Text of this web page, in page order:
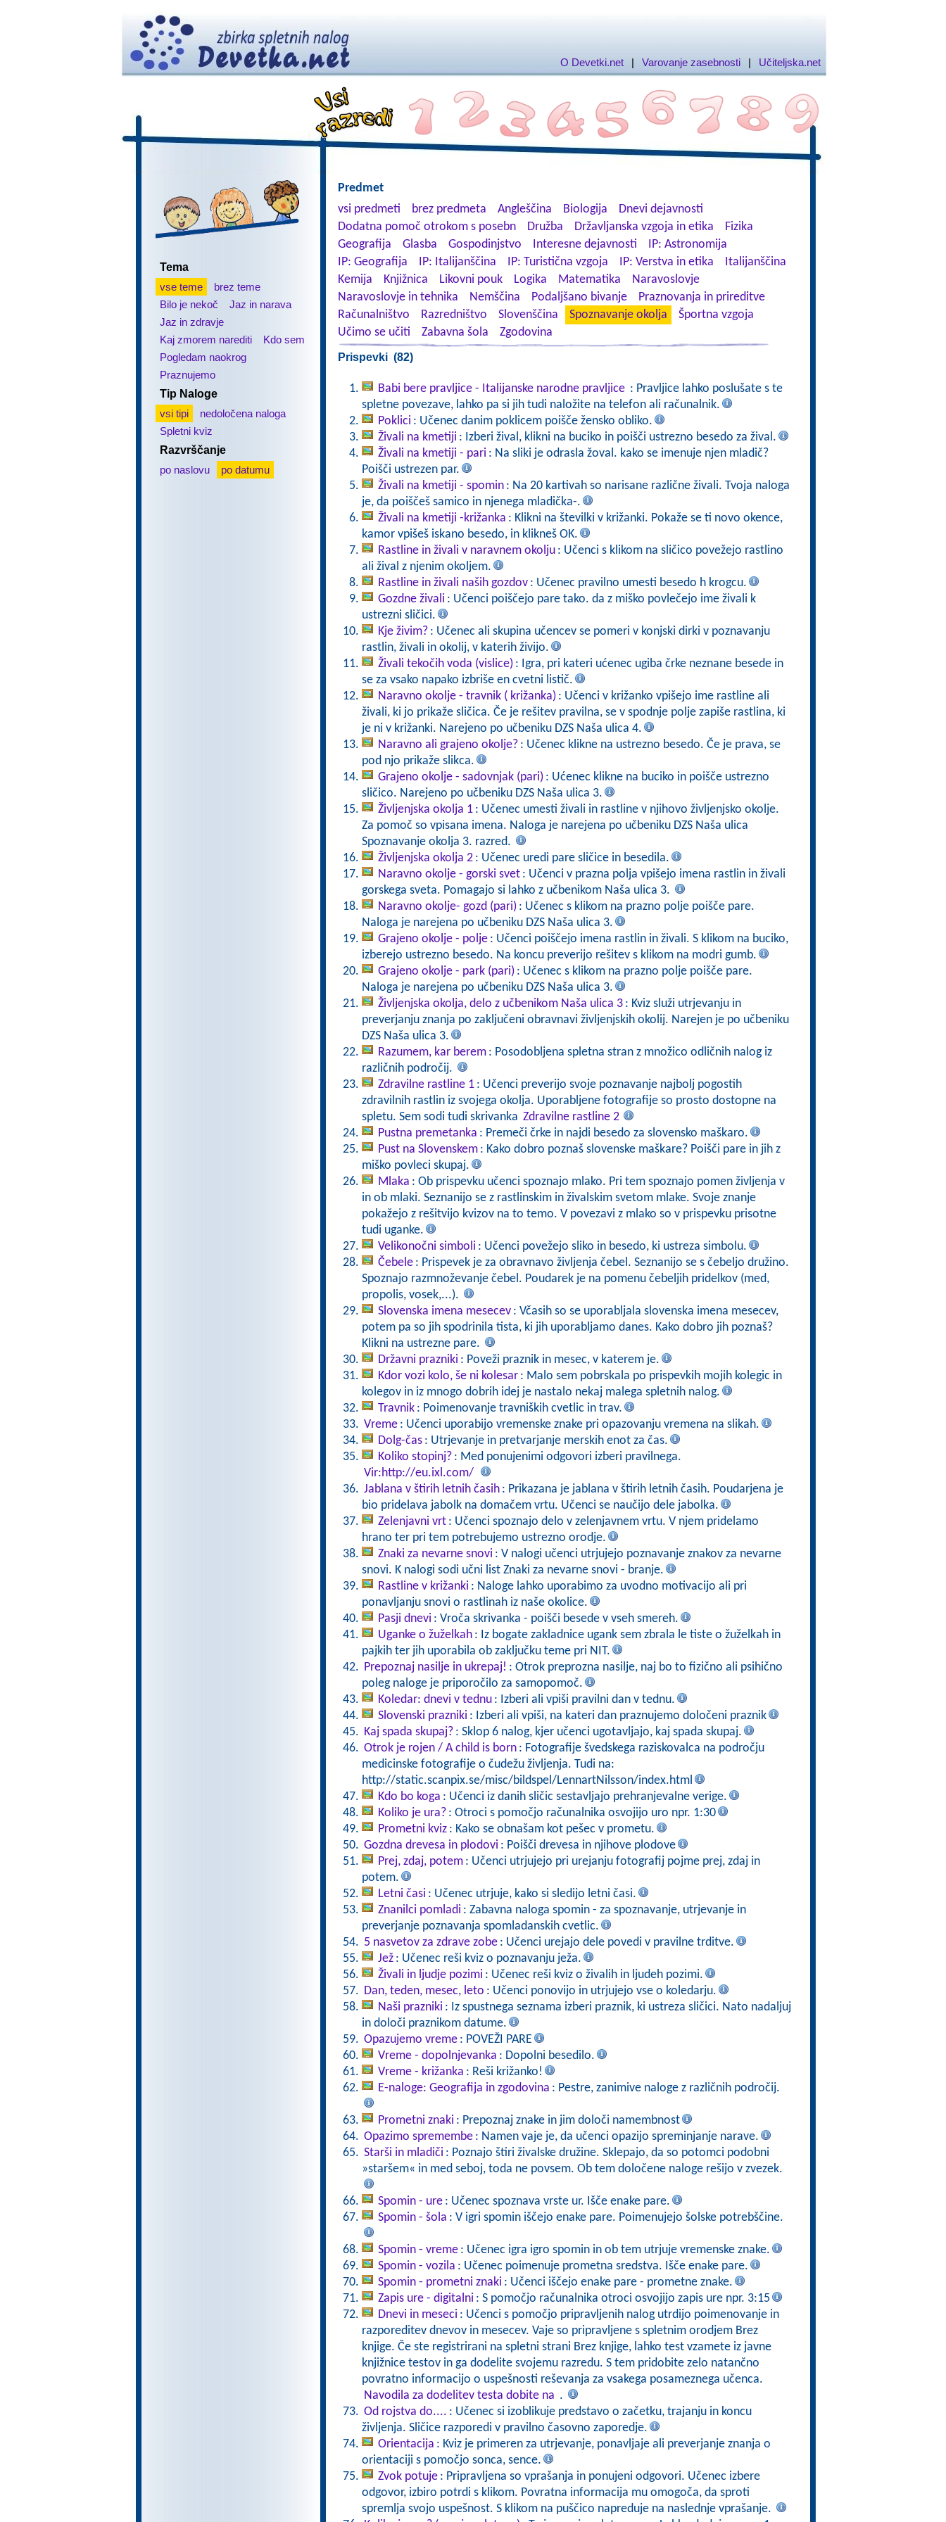
O Devetki.net | Varovanje zasebnosti | Učiteljska.net
Tema
vse teme
brez teme
Bilo je nekoč
Jaz in narava
Jaz in zdravje
Kaj zmorem narediti
Kdo sem
Pogledam naokrog
Praznujemo
Tip Naloge
vsi tipi
nedoločena naloga
Spletni kviz
Razvrščanje
po naslovu
po datumu
Predmet
vsi predmeti
brez predmeta Angleščina Biologija
Dnevi dejavnosti
Dodatna pomoč otrokom s posebn
Družba Državljanska vzgoja in etika
Fizika
Geografija
Glasba Gospodinjstvo Interesne dejavnosti
IP: Astronomija
IP: Geografija
IP: Italijanščina IP: Turistična vzgoja IP: Verstva in etika
Italijanščina
Kemija
Knjižnica Likovni pouk Logika Matematika
Naravoslovje
Naravoslovje in tehnika
Nemščina Podaljšano bivanje
Praznovanja in prireditve
Računalništvo
Razredništvo Slovenščina Spoznavanje okolja
Športna vzgoja
Učimo se učiti
Zabavna šola Zgodovina
Prispevki (82)
Babi bere pravljice - Italijanske narodne pravljice : Pravljice lahko poslušate s te
spletne povezave, lahko pa si jih tudi naložite na telefon ali računalnik.
Poklici : Učenec danim poklicem poišče žensko obliko.
Živali na kmetiji : Izberi žival, klikni na buciko in poišči ustrezno besedo za žival.
Živali na kmetiji - pari : Na sliki je odrasla žoval. kako se imenuje njen mladič?
Poišči ustrezen par.
Živali na kmetiji - spomin : Na 20 kartivah so narisane različne živali. Tvoja naloga
je, da poiščeš samico in njenega mladička-.
Živali na kmetiji -križanka : Klikni na številki v križanki. Pokaže se ti novo okence,
kamor vpišeš iskano besedo, in klikneš OK.
Rastline in živali v naravnem okolju : Učenci s klikom na sličico povežejo rastlino
ali žival z njenim okoljem.
Rastline in živali naših gozdov : Učenec pravilno umesti besedo h krogcu.
Gozdne živali : Učenci poiščejo pare tako. da z miško povlečejo ime živali k
ustrezni sličici.
Kje živim? : Učenec ali skupina učencev se pomeri v konjski dirki v poznavanju
rastlin, živali in okolij, v katerih živijo.
Živali tekočih voda (vislice) : Igra, pri kateri ućenec ugiba črke neznane besede in
se za vsako napako izbriše en cvetni listič.
Naravno okolje - travnik ( križanka) : Učenci v križanko vpišejo ime rastline ali
živali, ki jo prikaže sličica. Če je rešitev pravilna, se v spodnje polje zapiše rastlina, ki
je ni v križanki. Narejeno po učbeniku DZS Naša ulica 4.
Naravno ali grajeno okolje? : Učenec klikne na ustrezno besedo. Če je prava, se
pod njo prikaže slikca.
Grajeno okolje - sadovnjak (pari) : Ućenec klikne na buciko in poišče ustrezno
sličico. Narejeno po učbeniku DZS Naša ulica 3.
Življenjska okolja 1 : Učenec umesti živali in rastline v njihovo življenjsko okolje.
Za pomoč so vpisana imena. Naloga je narejena po učbeniku DZS Naša ulica
Spoznavanje okolja 3. razred.
Življenjska okolja 2 : Učenec uredi pare sličice in besedila.
Naravno okolje - gorski svet : Učenci v prazna polja vpišejo imena rastlin in živali
gorskega sveta. Pomagajo si lahko z učbenikom Naša ulica 3.
Naravno okolje- gozd (pari) : Učenec s klikom na prazno polje poišče pare.
Naloga je narejena po učbeniku DZS Naša ulica 3.
Grajeno okolje - polje : Učenci poiščejo imena rastlin in živali. S klikom na buciko,
izberejo ustrezno besedo. Na koncu preverijo rešitev s klikom na modri gumb.
Grajeno okolje - park (pari) : Učenec s klikom na prazno polje poišče pare.
Naloga je narejena po učbeniku DZS Naša ulica 3.
Življenjska okolja, delo z učbenikom Naša ulica 3 : Kviz služi utrjevanju in
preverjanju znanja po zaključeni obravnavi življenjskih okolij. Narejen je po učbeniku
DZS Naša ulica 3.
Razumem, kar berem : Posodobljena spletna stran z množico odličnih nalog iz
različnih področij.
Zdravilne rastline 1 : Učenci preverijo svoje poznavanje najbolj pogostih
zdravilnih rastlin iz svojega okolja. Uporabljene fotografije so prosto dostopne na
spletu. Sem sodi tudi skrivanka Zdravilne rastline 2
Pustna premetanka : Premeči črke in najdi besedo za slovensko maškaro.
Pust na Slovenskem : Kako dobro poznaš slovenske maškare? Poišči pare in jih z
miško povleci skupaj.
Mlaka : Ob prispevku učenci spoznajo mlako. Pri tem spoznajo pomen življenja v
in ob mlaki. Seznanijo se z rastlinskim in živalskim svetom mlake. Svoje znanje
pokažejo z rešitvijo kvizov na to temo. V povezavi z mlako so v prispevku prisotne
tudi uganke.
Velikonočni simboli : Učenci povežejo sliko in besedo, ki ustreza simbolu.
Čebele : Prispevek je za obravnavo življenja čebel. Seznanijo se s čebeljo družino.
Spoznajo razmnoževanje čebel. Poudarek je na pomenu čebeljih pridelkov (med,
propolis, vosek,...).
Slovenska imena mesecev : Včasih so se uporabljala slovenska imena mesecev,
potem pa so jih spodrinila tista, ki jih uporabljamo danes. Kako dobro jih poznaš?
Klikni na ustrezne pare.
Državni prazniki : Poveži praznik in mesec, v katerem je.
Kdor vozi kolo, še ni kolesar : Malo sem pobrskala po prispevkih mojih kolegic in
kolegov in iz mnogo dobrih idej je nastalo nekaj malega spletnih nalog.
Travnik : Poimenovanje travniških cvetlic in trav.
Vreme : Učenci uporabijo vremenske znake pri opazovanju vremena na slikah.
Dolg-čas : Utrjevanje in pretvarjanje merskih enot za čas.
Koliko stopinj? : Med ponujenimi odgovori izberi pravilnega.
Vir:http://eu.ixl.com/
Jablana v štirih letnih časih : Prikazana je jablana v štirih letnih časih. Poudarjena je
bio pridelava jabolk na domačem vrtu. Učenci se naučijo dele jabolka.
Zelenjavni vrt : Učenci spoznajo delo v zelenjavnem vrtu. V njem pridelamo
hrano ter pri tem potrebujemo ustrezno orodje.
Znaki za nevarne snovi : V nalogi učenci utrjujejo poznavanje znakov za nevarne
snovi. K nalogi sodi učni list Znaki za nevarne snovi - branje.
Rastline v križanki : Naloge lahko uporabimo za uvodno motivacijo ali pri
ponavljanju snovi o rastlinah iz naše okolice.
Pasji dnevi : Vroča skrivanka - poišči besede v vseh smereh.
Uganke o žuželkah : Iz bogate zakladnice ugank sem zbrala le tiste o žuželkah in
pajkih ter jih uporabila ob zaključku teme pri NIT.
Prepoznaj nasilje in ukrepaj! : Otrok preprozna nasilje, naj bo to fizično ali psihično
poleg naloge je priporočilo za samopomoč.
Koledar: dnevi v tednu : Izberi ali vpiši pravilni dan v tednu.
Slovenski prazniki : Izberi ali vpiši, na kateri dan praznujemo določeni praznik
Kaj spada skupaj? : Sklop 6 nalog, kjer učenci ugotavljajo, kaj spada skupaj.
Otrok je rojen / A child is born : Fotografije švedskega raziskovalca na področju
medicinske fotografije o čudežu življenja. Tudi na:
http://static.scanpix.se/misc/bildspel/LennartNilsson/index.html
Kdo bo koga : Učenci iz danih sličic sestavljajo prehranjevalne verige.
Koliko je ura? : Otroci s pomočjo računalnika osvojijo uro npr. 1:30
Prometni kviz : Kako se obnašam kot pešec v prometu.
Gozdna drevesa in plodovi : Poišči drevesa in njihove plodove
Prej, zdaj, potem : Učenci utrjujejo pri urejanju fotografij pojme prej, zdaj in
potem.
Letni časi : Učenec utrjuje, kako si sledijo letni časi.
Znanilci pomladi : Zabavna naloga spomin - za spoznavanje, utrjevanje in
preverjanje poznavanja spomladanskih cvetlic.
5 nasvetov za zdrave zobe : Učenci urejajo dele povedi v pravilne trditve.
Jež : Učenec reši kviz o poznavanju ježa.
Živali in ljudje pozimi : Učenec reši kviz o živalih in ljudeh pozimi.
Dan, teden, mesec, leto : Učenci ponovijo in utrjujejo vse o koledarju.
Naši prazniki : Iz spustnega seznama izberi praznik, ki ustreza sličici. Nato nadaljuj
in določi praznikom datume.
Opazujemo vreme : POVEŽI PARE
Vreme - dopolnjevanka : Dopolni besedilo.
Vreme - križanka : Reši križanko!
E-naloge: Geografija in zgodovina : Pestre, zanimive naloge z različnih področij.
Prometni znaki : Prepoznaj znake in jim določi namembnost
Opazimo spremembe : Namen vaje je, da učenci opazijo spreminjanje narave.
Starši in mladiči : Poznajo štiri živalske družine. Sklepajo, da so potomci podobni
»staršem« in med seboj, toda ne povsem. Ob tem določene naloge rešijo v zvezek.
Spomin - ure : Učenec spoznava vrste ur. Išče enake pare.
Spomin - šola : V igri spomin iščejo enake pare. Poimenujejo šolske potrebščine.
Spomin - vreme : Učenec igra igro spomin in ob tem utrjuje vremenske znake.
Spomin - vozila : Učenec poimenuje prometna sredstva. Išče enake pare.
Spomin - prometni znaki : Učenci iščejo enake pare - prometne znake.
Zapis ure - digitalni : S pomočjo računalnika otroci osvojijo zapis ure npr. 3:15
Dnevi in meseci : Učenci s pomočjo pripravljenih nalog utrdijo poimenovanje in
razporeditev dnevov in mesecev. Vaje so pripravljene s spletnim orodjem Brez
knjige. Če ste registrirani na spletni strani Brez knjige, lahko test vzamete iz javne
knjižnice testov in ga dodelite svojemu razredu. S tem pridobite zelo natančno
povratno informacijo o uspešnosti reševanja za vsakega posameznega učenca.
Navodila za dodelitev testa dobite na .
Od rojstva do.... : Učenec si izoblikuje predstavo o začetku, trajanju in koncu
življenja. Sličice razporedi v pravilno časovno zaporedje.
Orientacija : Kviz je primeren za utrjevanje, ponavljaje ali preverjanje znanja o
orientaciji s pomočjo sonca, sence.
Zvok potuje : Pripravljena so vprašanja in ponujeni odgovori. Učenec izbere
odgovor, izbiro potrdi s klikom. Povratna informacija mu omogoča, da sproti
spremlja svojo uspešnost. S klikom na puščico napreduje na naslednje vprašanje.